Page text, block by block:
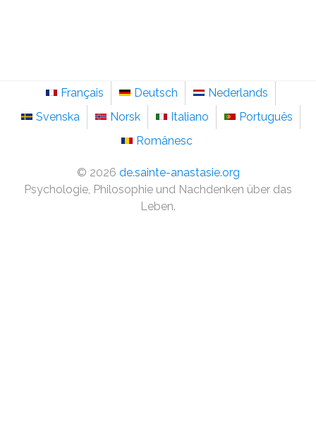
Français Deutsch
Nederlands
Svenska
Norsk Italiano
Português
Românesc
© 2026 de.sainte-anastasie.org
Psychologie, Philosophie und Nachdenken über das
Leben.